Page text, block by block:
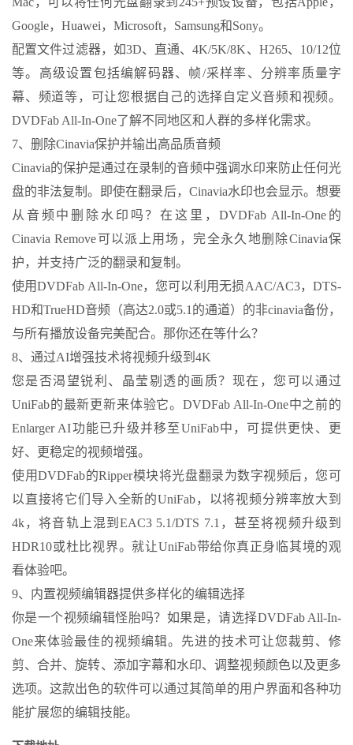
Google，Huawei，Microsoft，Samsung和Sony。
配置文件过滤器，如3D、直通、4K/5K/8K、H265、10/12位
等。高级设置包括编解码器、帧/采样率、分辨率质量字
幕、频道等，可让您根据自己的选择自定义音频和视频。
DVDFab All-In-One了解不同地区和人群的多样化需求。
7、删除Cinavia保护并输出高品质音频
Cinavia的保护是通过在录制的音频中强调水印来防止任何光
盘的非法复制。即使在翻录后，Cinavia水印也会显示。想要
从音频中删除水印吗？在这里，DVDFab All-In-One的
Cinavia Remove可以派上用场，完全永久地删除Cinavia保
护，并支持广泛的翻录和复制。
使用DVDFab All-In-One，您可以利用无损AAC/AC3，DTS-
HD和TrueHD音频（高达2.0或5.1的通道）的非cinavia备份，
与所有播放设备完美配合。那你还在等什么？
8、通过AI增强技术将视频升级到4K
您是否渴望锐利、晶莹剔透的画质？现在，您可以通过
UniFab的最新更新来体验它。DVDFab All-In-One中之前的
Enlarger AI功能已升级并移至UniFab中，可提供更快、更
好、更稳定的视频增强。
使用DVDFab的Ripper模块将光盘翻录为数字视频后，您可
以直接将它们导入全新的UniFab，以将视频分辨率放大到
4k，将音轨上混到EAC3 5.1/DTS 7.1，甚至将视频升级到
HDR10或杜比视界。就让UniFab带给你真正身临其境的观
看体验吧。
9、内置视频编辑器提供多样化的编辑选择
你是一个视频编辑怪胎吗？如果是，请选择DVDFab All-In-
One来体验最佳的视频编辑。先进的技术可让您裁剪、修
剪、合并、旋转、添加字幕和水印、调整视频颜色以及更多
选项。这款出色的软件可以通过其简单的用户界面和各种功
能扩展您的编辑技能。